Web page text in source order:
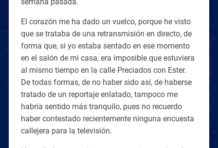
semana pasada.
El corazón me ha dado un vuelco, porque he visto
que se trataba de una retransmisión en directo, de
forma que, si yo estaba sentado en ese momento
en el salón de mi casa, era imposible que estuviera
al mismo tiempo en la calle Preciados con Ester.
De todas formas, de no haber sido así, de haberse
tratado de un reportaje enlatado, tampoco me
habría sentido más tranquilo, pues no recuerdo
haber contestado recientemente ninguna encuesta
callejera para la televisión.